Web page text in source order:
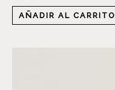
AÑADIR AL CARRITO